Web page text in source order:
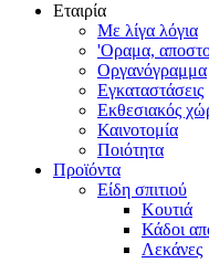
Εταιρία
Με λίγα λόγια
'Οραμα,
Οργανόγραμμα
Εγκαταστάσεις
Εκθεσιακός
Καινοτομία
Ποιότητα
Προϊόντα
Είδη σπιτιού
Κουτιά
Κάδοι
Λεκάνες